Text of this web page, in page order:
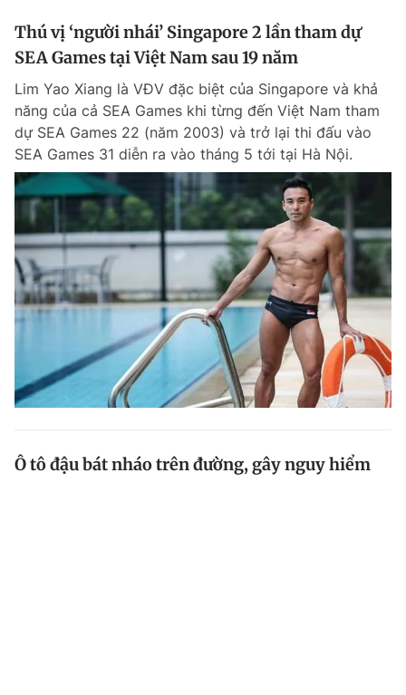
Thú vị ‘người nhái’ Singapore 2 lần tham dự
SEA Games tại Việt Nam sau 19 năm
Lim Yao Xiang là VĐV đặc biệt của Singapore và khả
năng của cả SEA Games khi từng đến Việt Nam tham
dự SEA Games 22 (năm 2003) và trở lại thi đấu vào
SEA Games 31 diễn ra vào tháng 5 tới tại Hà Nội.
Ô tô đậu bát nháo trên đường, gây nguy hiểm